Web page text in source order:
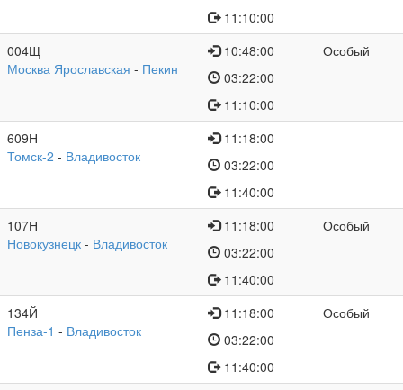
11:10:00
004Щ
Москва Ярославская - Пекин
10:48:00
03:22:00
11:10:00
Особый
609Н
Томск-2 - Владивосток
11:18:00
03:22:00
11:40:00
107Н
Новокузнецк - Владивосток
11:18:00
03:22:00
11:40:00
Особый
134Й
Пенза-1 - Владивосток
11:18:00
03:22:00
11:40:00
Особый